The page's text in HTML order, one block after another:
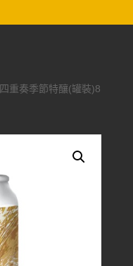
重奏季節特釀(罐裝)8